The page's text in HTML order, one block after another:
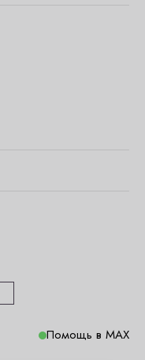
Помощь в MAX